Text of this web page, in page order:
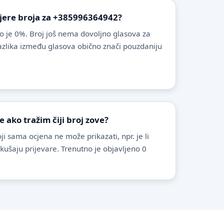
broja za +385996364942?
je 0%. Broj još nema dovoljno glasova za
između glasova obično znači pouzdaniju
ako tražim čiji broj zove?
sama ocjena ne može prikazati, npr. je li
prijevare. Trenutno je objavljeno 0